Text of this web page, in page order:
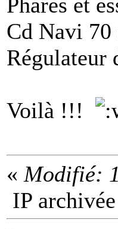
Phares et
Cd Navi 70
Régulateur
Voilà !!!
«Modifié:
IP archivée